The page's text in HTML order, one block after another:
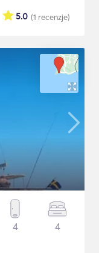
(1 recenzje)
5.0
4 4